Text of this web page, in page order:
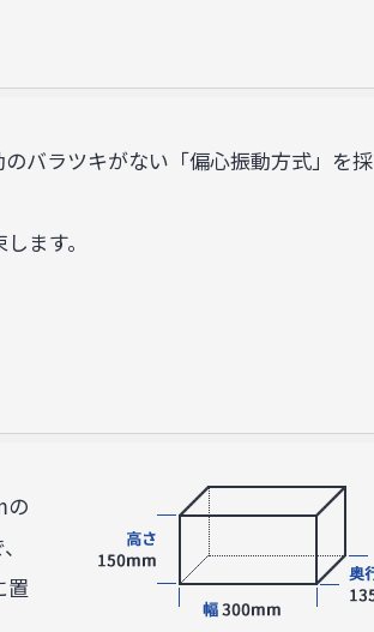
バラツキがない「偏心振動方式」を採
ます。
の
置